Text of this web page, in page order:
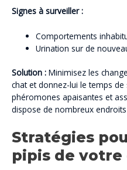
Signes à surveiller :
Comportements
Urination sur de
Solution : Minimisez les
chat et donnez-lui le temps de
phéromones apaisantes et
dispose de nombreux
Stratégies
pipis de votre